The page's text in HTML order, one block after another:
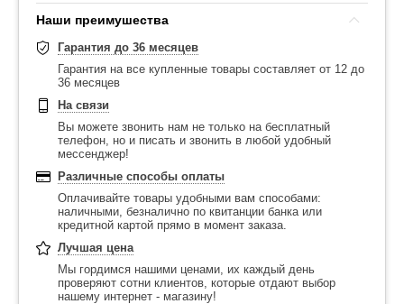
Наши преимушества
Гарантия до 36 месяцев
Гарантия на все купленные товары составляет от 12 до
36 месяцев
На связи
Вы можете звонить нам не только на бесплатный
телефон, но и писать и звонить в любой удобный
мессенджер!
Различные способы оплаты
Оплачивайте товары удобными вам способами:
наличными, безналично по квитанции банка или
кредитной картой прямо в момент заказа.
Лучшая цена
Мы гордимся нашими ценами, их каждый день
проверяют сотни клиентов, которые отдают выбор
нашему интернет - магазину!